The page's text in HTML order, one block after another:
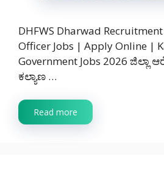
DHFWS Dharwad
Officer Jobs | Apply Online |
Government Jobs 2026 ಜಿಲ್ಲಾ
ಕಲ್ಯಾಣ …
Read more